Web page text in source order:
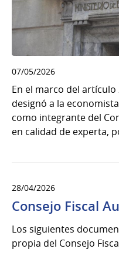
07/05/2026
En el marco del artículo
designó a la
como integrante del
en calidad de experta,
28/04/2026
Consejo Fiscal
Los siguientes
propia del Consejo